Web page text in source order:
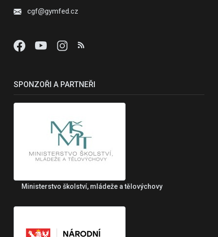
cgf@gymfed.cz
SPONZOŘI A PARTNEŘI
Ministerstvo školství, mládeže a tělovýchovy